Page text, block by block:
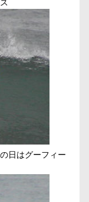
日はグーフィー